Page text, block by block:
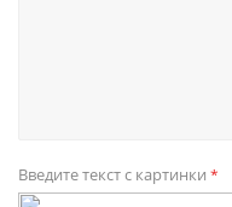
Введите текст с картинки *